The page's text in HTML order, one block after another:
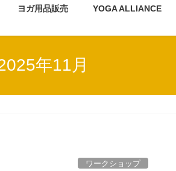
ヨガ用品販売 YOGA ALLIANCE
年11月
ワークショップ